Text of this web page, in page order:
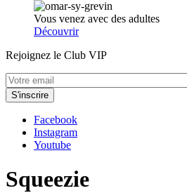
Vous venez avec des adultes
Découvrir
Rejoignez le Club VIP
Facebook
Instagram
Youtube
Squeezie